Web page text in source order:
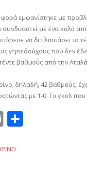
εμφανίστηκε με
συνδυαστεί με ένα καλό
να διπλασιάσει τα
γηπεδούχους που δεν
βαθμούς από την
δηλαδή, 42 βαθμούς,
με 1-0. Το γκολ
Email